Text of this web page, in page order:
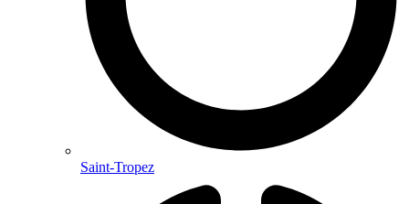
Saint-Tropez